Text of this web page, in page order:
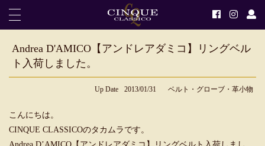
Andrea D'AMICO【アンドレアダミコ】リングベル
ト入荷しました。
Up Date 2013/01/31 ベルト・グローブ・革小物
こんにちは。
CINQUE CLASSICOのタカムラです。